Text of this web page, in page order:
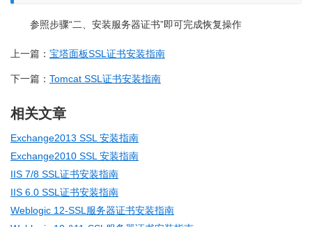
参照步骤“二、安装服务器证书”即可完成恢复操作
上一篇： 宝塔面板SSL证书安装指南
下一篇： Tomcat SSL证书安装指南
相关文章
Exchange2013 SSL 安装指南
Exchange2010 SSL 安装指南
IIS 7/8 SSL证书安装指南
IIS 6.0 SSL证书安装指南
Weblogic 12-SSL服务器证书安装指南